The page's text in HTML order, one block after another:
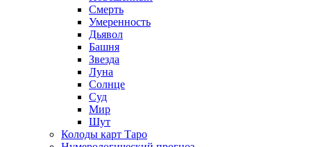
Смерть
Умеренность
Дьявол
Башня
Звезда
Луна
Солнце
Суд
Мир
Шут
Колоды карт Таро